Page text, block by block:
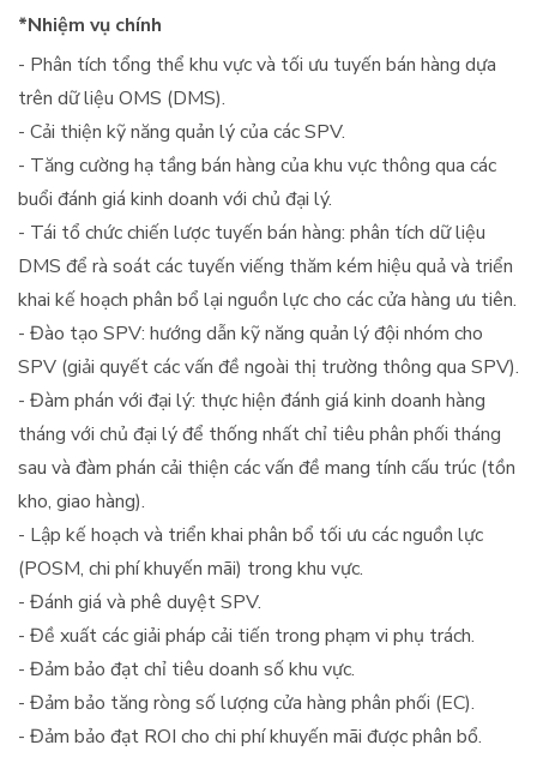
*Nhiệm vụ chính
- Phân tích tổng thể khu vực và tối ưu tuyến bán hàng dựa
trên dữ liệu OMS (DMS).
- Cải thiện kỹ năng quản lý của các SPV.
- Tăng cường hạ tầng bán hàng của khu vực thông qua các
buổi đánh giá kinh doanh với chủ đại lý.
- Tái tổ chức chiến lược tuyến bán hàng: phân tích dữ liệu
DMS để rà soát các tuyến viếng thăm kém hiệu quả và triển
khai kế hoạch phân bổ lại nguồn lực cho các cửa hàng ưu tiên.
- Đào tạo SPV: hướng dẫn kỹ năng quản lý đội nhóm cho
SPV (giải quyết các vấn đề ngoài thị trường thông qua SPV).
- Đàm phán với đại lý: thực hiện đánh giá kinh doanh hàng
tháng với chủ đại lý để thống nhất chỉ tiêu phân phối tháng
sau và đàm phán cải thiện các vấn đề mang tính cấu trúc (tồn
kho, giao hàng).
- Lập kế hoạch và triển khai phân bổ tối ưu các nguồn lực
(POSM, chi phí khuyến mãi) trong khu vực.
- Đánh giá và phê duyệt SPV.
- Đề xuất các giải pháp cải tiến trong phạm vi phụ trách.
- Đảm bảo đạt chỉ tiêu doanh số khu vực.
- Đảm bảo tăng ròng số lượng cửa hàng phân phối (EC).
- Đảm bảo đạt ROI cho chi phí khuyến mãi được phân bổ.